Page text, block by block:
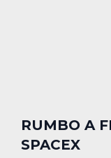
RUMBO A
SPACEX